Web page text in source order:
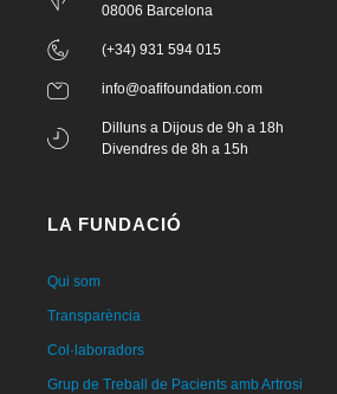
08006 Barcelona
(+34) 931 594 015
info@oafifoundation.com
Dilluns a Dijous de 9h a 18h
Divendres de 8h a 15h
LA FUNDACIÓ
Qui som
Transparència
Col·laboradors
Grup de Treball de Pacients amb Artrosi